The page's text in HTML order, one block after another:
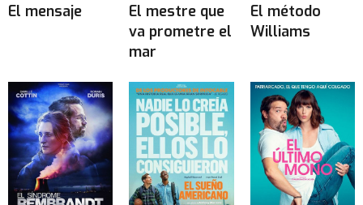
El mensaje
El mestre que
va prometre el
mar
El método
Williams